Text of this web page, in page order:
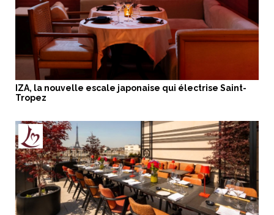
IZA, la nouvelle escale japonaise qui électrise Saint-
Tropez